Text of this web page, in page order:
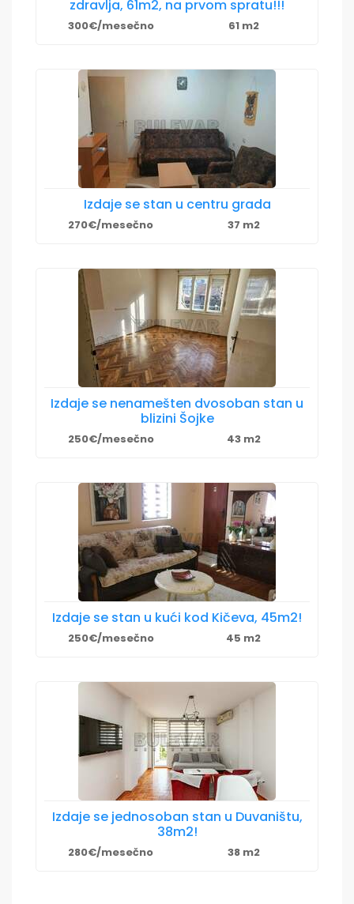
zdravlja, 61m2, na prvom spratu!!!
300€/mesečno 61 m2
Izdaje se stan u centru grada
270€/mesečno 37 m2
Izdaje se nenamešten dvosoban stan u
blizini Šojke
250€/mesečno 43 m2
Izdaje se stan u kući kod Kičeva, 45m2!
250€/mesečno 45 m2
Izdaje se jednosoban stan u Duvaništu,
38m2!
280€/mesečno 38 m2